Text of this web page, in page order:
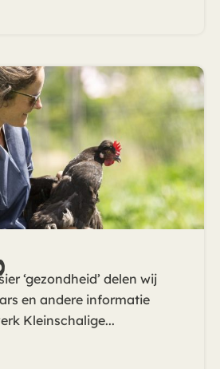
‘gezondheid’ delen wij
en andere informatie
Kleinschalige...